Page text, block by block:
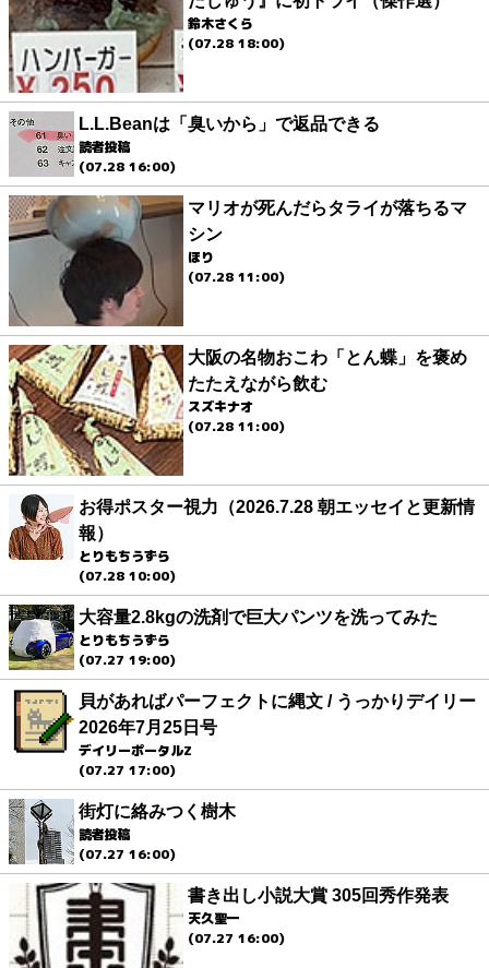
鈴木さくら
(07.28 18:00)
L.L.Beanは「臭いから」で返品できる
読者投稿
(07.28 16:00)
マリオが死んだらタライが落ちるマ
シン
ほり
(07.28 11:00)
大阪の名物おこわ「とん蝶」を褒め
たたえながら飲む
スズキナオ
(07.28 11:00)
お得ポスター視力（2026.7.28 朝エッセイと更新情
報）
とりもちうずら
(07.28 10:00)
大容量2.8kgの洗剤で巨大パンツを洗ってみた
とりもちうずら
(07.27 19:00)
貝があればパーフェクトに縄文 / うっかりデイリー
2026年7月25日号
デイリーポータルZ
(07.27 17:00)
街灯に絡みつく樹木
読者投稿
(07.27 16:00)
書き出し小説大賞 305回秀作発表
天久聖一
(07.27 16:00)